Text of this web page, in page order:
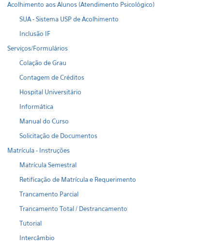
Acolhimento aos Alunos (Atendimento Psicológico)
SUA - Sistema USP de Acolhimento
Inclusão IF
Serviços/Formulários
Colação de Grau
Contagem de Créditos
Hospital Universitário
Informática
Manual do Curso
Solicitação de Documentos
Matrícula - Instruções
Matrícula Semestral
Retificação de Matrícula e Requerimento
Trancamento Parcial
Trancamento Total / Destrancamento
Tutorial
Intercâmbio